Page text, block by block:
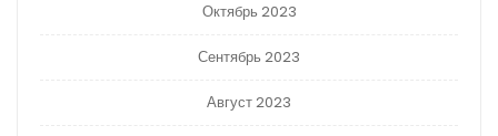
Октябрь 2023
Сентябрь 2023
Август 2023